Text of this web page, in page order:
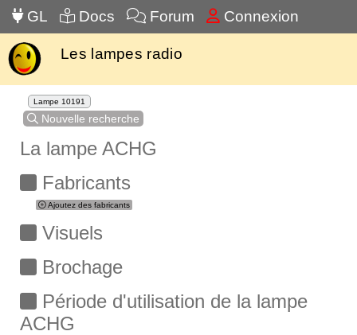
GL Docs Forum Connexion
Les lampes radio
Lampe 10191
Nouvelle recherche
La lampe ACHG
Fabricants
Ajoutez des fabricants
Visuels
Brochage
Période d'utilisation de la lampe
ACHG